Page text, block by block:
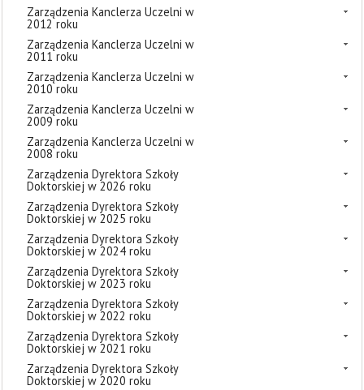
Zarządzenia Kanclerza Uczelni w
2012 roku
Zarządzenia Kanclerza Uczelni w
2011 roku
Zarządzenia Kanclerza Uczelni w
2010 roku
Zarządzenia Kanclerza Uczelni w
2009 roku
Zarządzenia Kanclerza Uczelni w
2008 roku
Zarządzenia Dyrektora Szkoły
Doktorskiej w 2026 roku
Zarządzenia Dyrektora Szkoły
Doktorskiej w 2025 roku
Zarządzenia Dyrektora Szkoły
Doktorskiej w 2024 roku
Zarządzenia Dyrektora Szkoły
Doktorskiej w 2023 roku
Zarządzenia Dyrektora Szkoły
Doktorskiej w 2022 roku
Zarządzenia Dyrektora Szkoły
Doktorskiej w 2021 roku
Zarządzenia Dyrektora Szkoły
Doktorskiej w 2020 roku